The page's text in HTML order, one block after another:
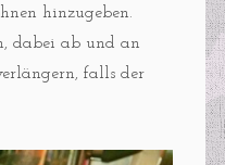
hinzugeben.
dabei ab und an
falls der